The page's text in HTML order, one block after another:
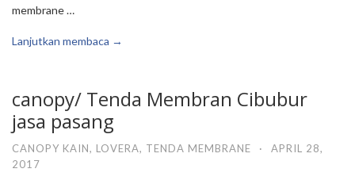
membrane …
Lanjutkan membaca →
canopy/ Tenda Membran Cibubur
jasa pasang
CANOPY KAIN, LOVERA, TENDA MEMBRANE ·
APRIL 28,
2017